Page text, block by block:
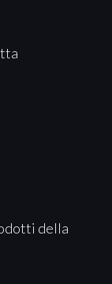
della